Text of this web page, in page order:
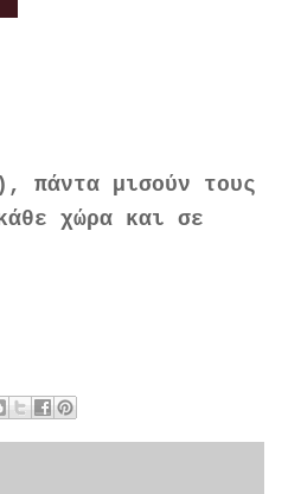
πάντα μισούν τους
χώρα και σε